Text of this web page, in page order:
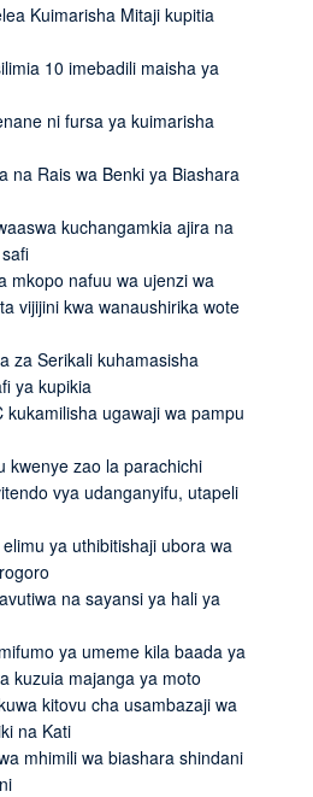
Kuimarisha Mitaji kupitia
10 imebadili maisha ya
ni fursa ya kuimarisha
na Rais wa Benki ya Biashara
kuchangamkia ajira na
mkopo nafuu wa ujenzi wa
vijijini kwa wanaushirika wote
za Serikali kuhamasisha
ya kupikia
kukamilisha ugawaji wa pampu
kwenye zao la parachichi
vya udanganyifu, utapeli
ya uthibitishaji ubora wa
na sayansi ya hali ya
ya umeme kila baada ya
kuzuia majanga ya moto
kitovu cha usambazaji wa
na Kati
mhimili wa biashara shindani